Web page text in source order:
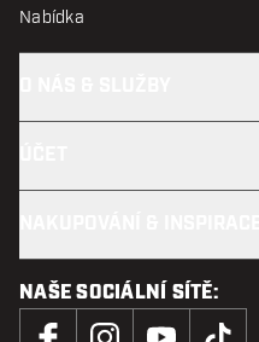
Nabídka
NAŠE SOCIÁLNÍ SÍTĚ: